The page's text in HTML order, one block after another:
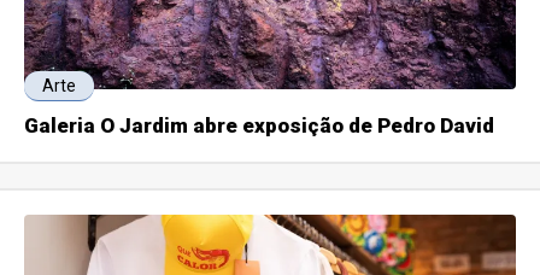
Arte
Galeria O Jardim abre exposição de Pedro David